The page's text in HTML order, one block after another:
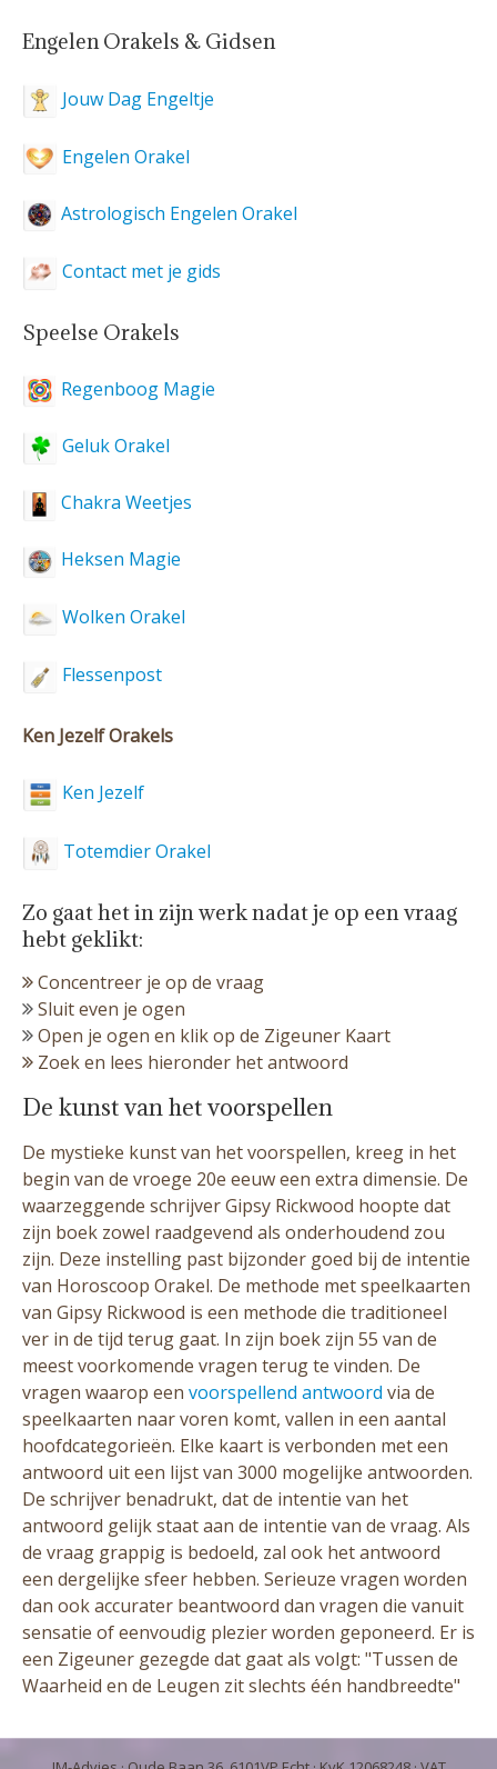
Engelen Orakels & Gidsen
Jouw Dag Engeltje
Engelen Orakel
Astrologisch Engelen Orakel
Contact met je gids
Speelse Orakels
Regenboog Magie
Geluk Orakel
Chakra Weetjes
Heksen Magie
Wolken Orakel
Flessenpost
Ken Jezelf Orakels
Ken Jezelf
Totemdier Orakel
Zo gaat het in zijn werk nadat je op een vraag
hebt geklikt:
Concentreer je op de vraag
Sluit even je ogen
Open je ogen en klik op de Zigeuner Kaart
Zoek en lees hieronder het antwoord
De kunst van het voorspellen
De mystieke kunst van het voorspellen, kreeg in het
begin van de vroege 20e eeuw een extra dimensie. De
waarzeggende schrijver Gipsy Rickwood hoopte dat
zijn boek zowel raadgevend als onderhoudend zou
zijn. Deze instelling past bijzonder goed bij de intentie
van Horoscoop Orakel. De methode met speelkaarten
van Gipsy Rickwood is een methode die traditioneel
ver in de tijd terug gaat. In zijn boek zijn 55 van de
meest voorkomende vragen terug te vinden. De
vragen waarop een voorspellend antwoord via de
speelkaarten naar voren komt, vallen in een aantal
hoofdcategorieën. Elke kaart is verbonden met een
antwoord uit een lijst van 3000 mogelijke antwoorden.
De schrijver benadrukt, dat de intentie van het
antwoord gelijk staat aan de intentie van de vraag. Als
de vraag grappig is bedoeld, zal ook het antwoord
een dergelijke sfeer hebben. Serieuze vragen worden
dan ook accurater beantwoord dan vragen die vanuit
sensatie of eenvoudig plezier worden geponeerd. Er is
een Zigeuner gezegde dat gaat als volgt: "Tussen de
Waarheid en de Leugen zit slechts één handbreedte"